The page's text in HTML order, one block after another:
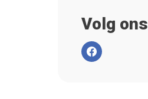
Volg ons